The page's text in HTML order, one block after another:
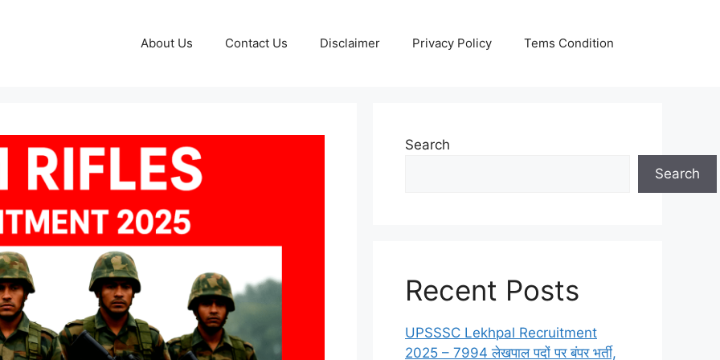
About Us Contact Us Disclaimer Privacy Policy Tems Condition
Search
Search
Recent Posts
UPSSSC Lekhpal Recruitment
2025 – 7994 लेखपाल पदों पर बंपर भर्ती,